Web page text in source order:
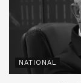
NATIONAL